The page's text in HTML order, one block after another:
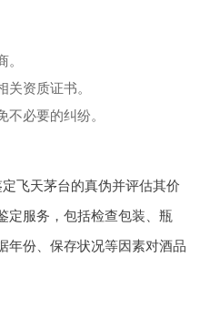
。
关资质证书。
不必要的纠纷。
飞天茅台的真伪并评估其价
定服务，包括检查包装、瓶
年份、保存状况等因素对酒品